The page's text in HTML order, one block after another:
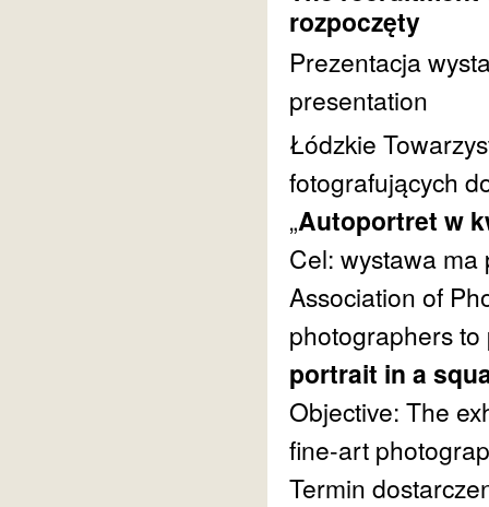
rozpoczęty
Prezentacja
presentation
Łódzkie
fotografujących
„Autoportret w
Cel: wystawa ma
Association of
photographers
portrait in a
Objective: The
fine-art
Termin